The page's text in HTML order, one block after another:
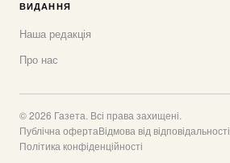
ВИДАННЯ
Наша редакція
Про нас
© 2026 Газета. Всі права захищені.
Публічна офертаВідмова від відповідальності
Політика конфіденційності